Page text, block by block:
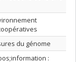
du génome
: